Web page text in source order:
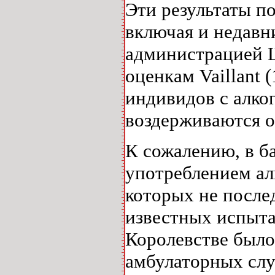
Эти результаты
включая и
оценкам Vaillant
индивидов с
воздерживаются
К сожалению, в
употреблением
которых не
известных
Королевстве
амбулаторных